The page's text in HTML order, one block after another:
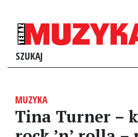
SZUKAJ
MUZYKA
Tina Turner –